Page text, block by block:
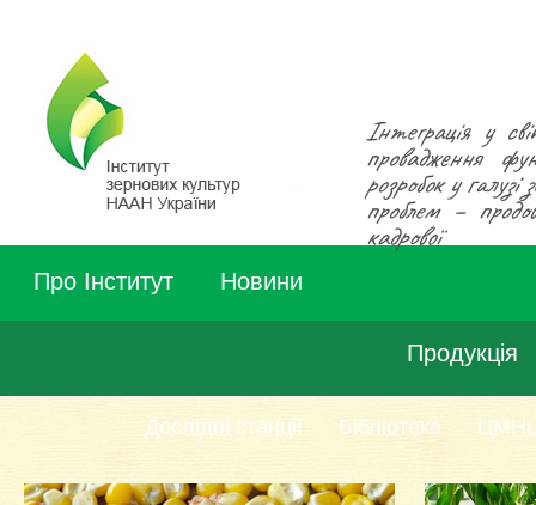
Інтеграція у
провадження
розробок у
проблем –
кадрової
Про Інститут Новини
Продукція
Дослідні станції Бібліотека